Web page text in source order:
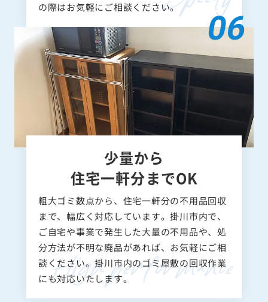
の際はお気軽にご相談ください。
少量から
住宅一軒分までOK
粗大ゴミ数点から、住宅一軒分の不用品回収
まで、幅広く対応しています。掛川市内で、
ご自宅や事業で発生した大量の不用品や、処
分方法が不明な廃品があれば、お気軽にご相
談ください。掛川市内のゴミ屋敷の回収作業
にも対応いたします。